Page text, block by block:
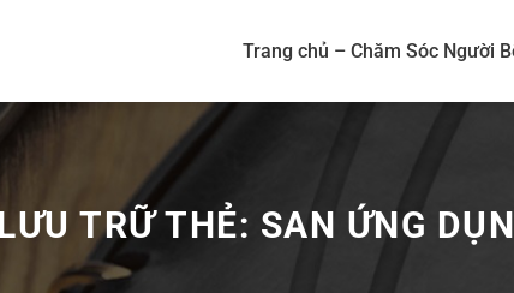
Trang chủ – Chăm Sóc Người
LƯU TRỮ THẺ: SAN ỨNG